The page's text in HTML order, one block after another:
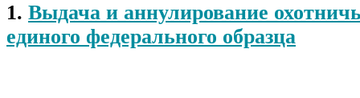
1. Выдача и аннулирование
единого федерального образца